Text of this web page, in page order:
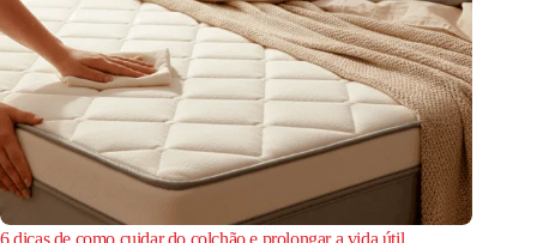
6 dicas de como cuidar do colchão e prolongar a vida útil